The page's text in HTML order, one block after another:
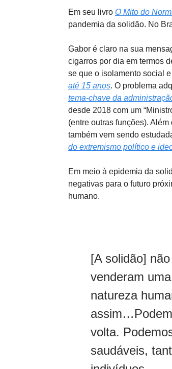
Em seu livro O Mito do
pandemia da solidão. No
Gabor é claro na sua
cigarros por dia em termos
se que o isolamento social
até 15 anos. O problema
tema-chave da
desde 2018 com um
(entre outras funções).
também vem sendo
do extremismo político e
Em meio à epidemia da
negativas para o futuro
humano.
[A solidão]
venderam
natureza
volta.
saudáveis,